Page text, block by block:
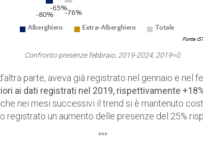
Confronto presenze febbraio, 2019-2024, 2019=0.
parte, aveva già registrato nel gennaio e nel
ai dati registrati nel 2019, rispettivamente
nei mesi successivi il trend si è mantenuto
registrato un aumento delle presenze del 25%
°°°